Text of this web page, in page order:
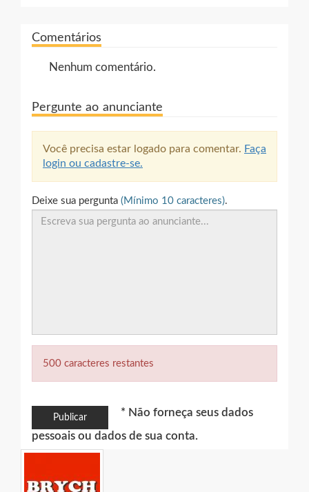
Comentários
Nenhum comentário.
Pergunte ao anunciante
Você precisa estar logado para comentar. Faça
login ou cadastre-se.
Deixe sua pergunta (Mínimo 10 caracteres).
500 caracteres restantes
Publicar * Não forneça seus dados
pessoais ou dados de sua conta.